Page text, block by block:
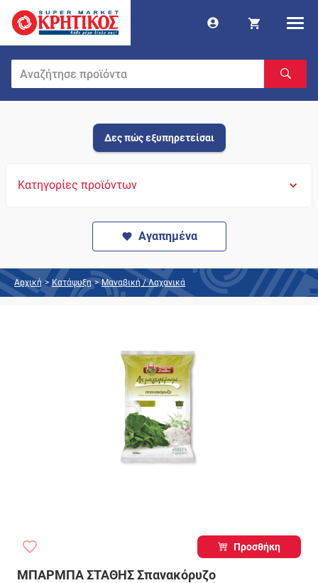
Δες πώς εξυπηρετείσαι
Κατηγορίες προϊόντων
Αγαπημένα
Αρχική > Κατάψυξη > Μαναβική / Λαχανικά
Προσθήκη
ΜΠΑΡΜΠΑ ΣΤΑΘΗΣ Σπανακόρυζο